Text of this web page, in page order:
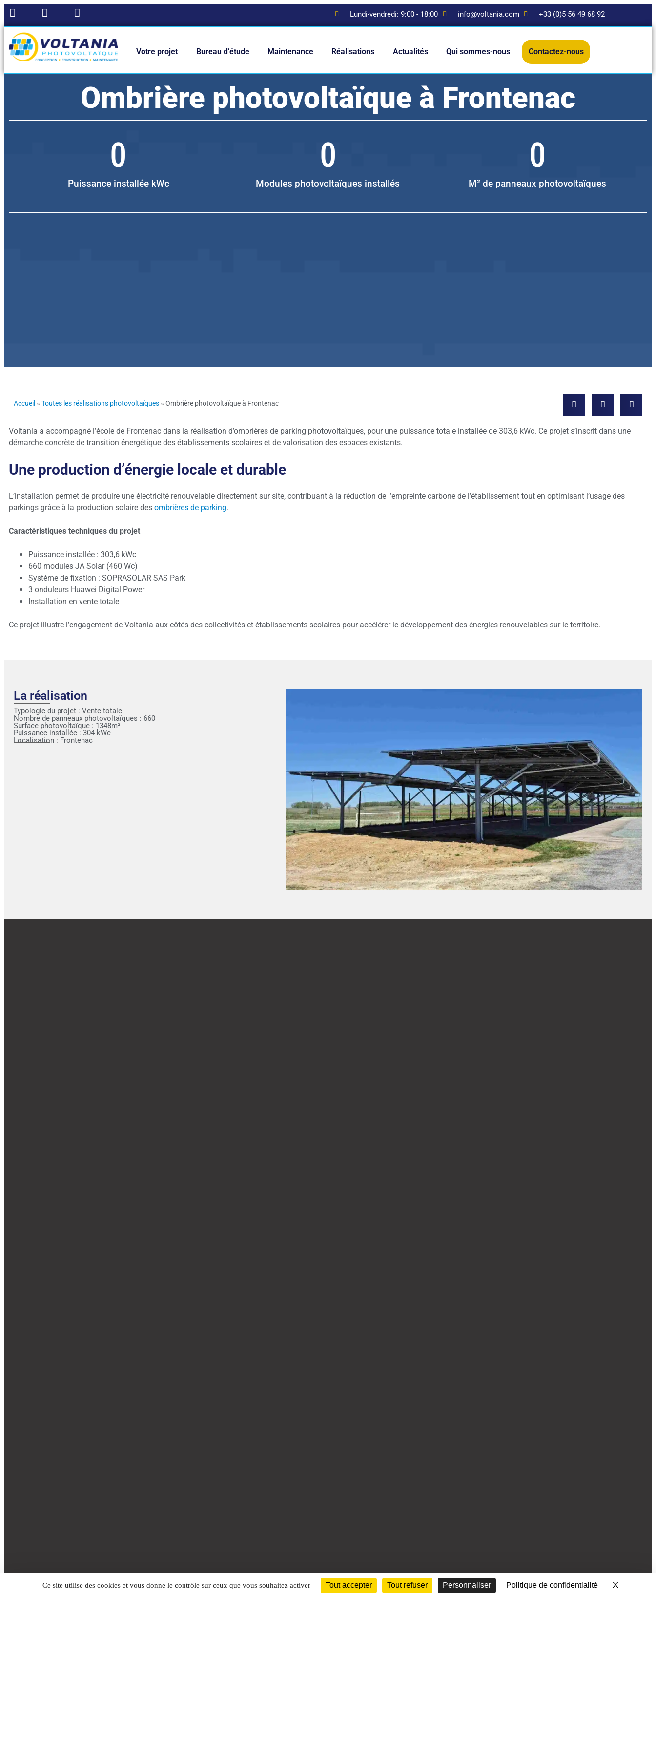
Panneau de gestion des cookies
Ce site utilise des cookies et vous donne le contrôle sur ceux que vous souhaitez activer Tout accepter Tout refuser Personnaliser Politique de confidentialité X
Lundi-vendredi: 9:00 - 18:00 info@voltania.com +33 (0)5 56 49 68 92
Votre projet Bureau d’étude Maintenance Réalisations Actualités Qui sommes-nous Contactez-nous
Ombrière photovoltaïque à Frontenac
Puissance installée kWc
0
Modules photovoltaïques installés
0
M² de panneaux photovoltaïques
0
Accueil » Toutes les réalisations photovoltaïques » Ombrière photovoltaïque à Frontenac
Voltania a accompagné l’école de Frontenac dans la réalisation d’ombrières de parking photovoltaïques, pour une puissance totale installée de 303,6 kWc. Ce projet s’inscrit dans une
démarche concrète de transition énergétique des établissements scolaires et de valorisation des espaces existants.
Une production d’énergie locale et durable
L’installation permet de produire une électricité renouvelable directement sur site, contribuant à la réduction de l’empreinte carbone de l’établissement tout en optimisant l’usage des
parkings grâce à la production solaire des ombrières de parking.
Caractéristiques techniques du projet
Puissance installée : 303,6 kWc
660 modules JA Solar (460 Wc)
Système de fixation : SOPRASOLAR SAS Park
3 onduleurs Huawei Digital Power
Installation en vente totale
Ce projet illustre l’engagement de Voltania aux côtés des collectivités et établissements scolaires pour accélérer le développement des énergies renouvelables sur le territoire.
La réalisation
Typologie du projet : Vente totale
Nombre de panneaux photovoltaïques : 660
Surface photovoltaïque : 1348m²
Puissance installée : 304 kWc
Localisation : Frontenac